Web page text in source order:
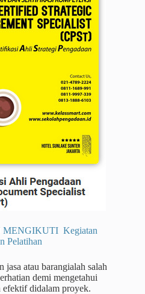
Kegiatan
Pelatihan
jasa atau barangialah salah
demi mengetahui
efektif didalam proyek.